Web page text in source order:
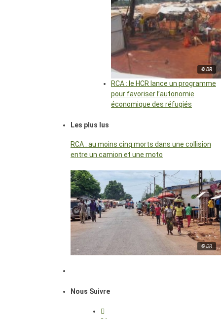
© DR
RCA : le HCR lance un programme
pour favoriser l’autonomie
économique des réfugiés
Les plus lus
RCA : au moins cinq morts dans une collision
entre un camion et une moto
© DR
Nous Suivre